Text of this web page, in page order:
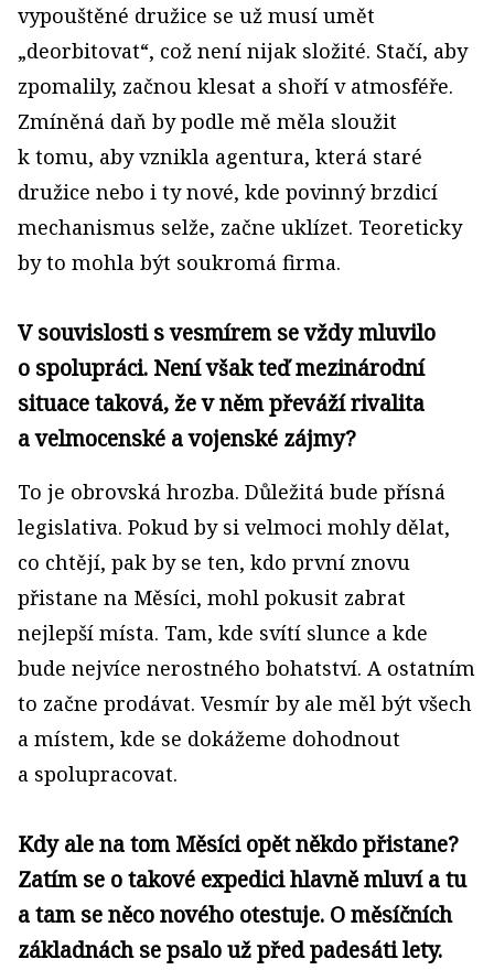
vypouštěné družice se už musí umět
„deorbitovat“, což není nijak složité. Stačí, aby
zpomalily, začnou klesat a shoří v atmosféře.
Zmíněná daň by podle mě měla sloužit
k tomu, aby vznikla agentura, která staré
družice nebo i ty nové, kde povinný brzdicí
mechanismus selže, začne uklízet. Teoreticky
by to mohla být soukromá firma.
V souvislosti s vesmírem se vždy mluvilo
o spolupráci. Není však teď mezinárodní
situace taková, že v něm převáží rivalita
a velmocenské a vojenské zájmy?
To je obrovská hrozba. Důležitá bude přísná
legislativa. Pokud by si velmoci mohly dělat,
co chtějí, pak by se ten, kdo první znovu
přistane na Měsíci, mohl pokusit zabrat
nejlepší místa. Tam, kde svítí slunce a kde
bude nejvíce nerostného bohatství. A ostatním
to začne prodávat. Vesmír by ale měl být všech
a místem, kde se dokážeme dohodnout
a spolupracovat.
Kdy ale na tom Měsíci opět někdo přistane?
Zatím se o takové expedici hlavně mluví a tu
a tam se něco nového otestuje. O měsíčních
základnách se psalo už před padesáti lety.